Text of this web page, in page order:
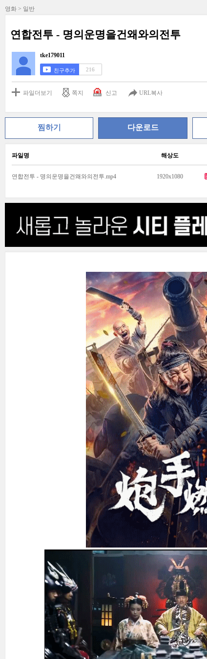
영화 > 일반
연합전투 - 명의운명을건왜와의전투
tke179011
친구추가 216
파일더보기 쪽지 신고 URL복사
찜하기 다운로드
파일명 해상도
연합전투 - 명의운명을건왜와의전투.mp4 1920x1080